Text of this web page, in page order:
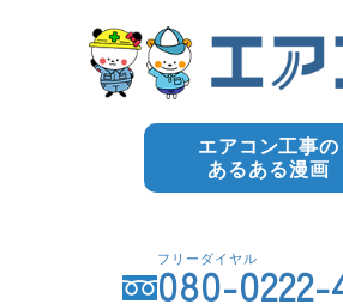
エアコン工事の
あるある漫画
フリーダイヤル
080-0222-